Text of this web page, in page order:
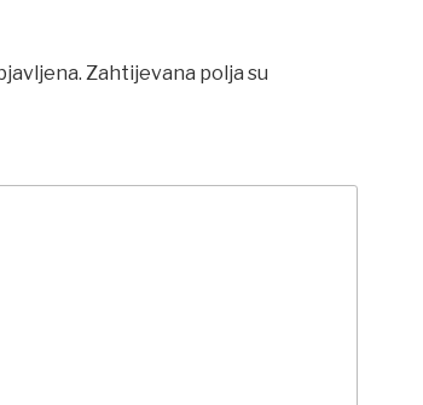
Zahtijevana polja su